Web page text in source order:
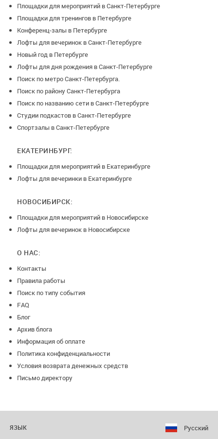
караоке система, электротранспорт, Iphone 13 pro, аренда
автомобиля класса люкс с водителем или без водителя.
Будем рады видеть вас в наших стильных и уютных
апартаментах! Работаем в Москва Сити, показ
апартаментов в удобное вам время.
Площадки для мероприятий в Санкт-Петербурге
Площадки для тренингов в Петербурге
Конференц-залы в Петербурге
Лофты для вечеринок в Санкт-Петербурге
Новый год в Петербурге
Лофты для дня рождения в Санкт-Петербурге
Поиск по метро Санкт-Петербурга.
Поиск по району Санкт-Петербурга
Поиск по названию сети в Санкт-Петербурге
Студии подкастов в Санкт-Петербурге
Спортзалы в Санкт-Петербурге
ЕКАТЕРИНБУРГ:
Площадки для мероприятий в Екатеринбурге
Лофты для вечеринки в Екатеринбурге
НОВОСИБИРСК:
Площадки для мероприятий в Новосибирске
Лофты для вечеринок в Новосибирске
О НАС:
Контакты
Правила работы
Поиск по типу события
FAQ
Блог
Архив блога
Информация об оплате
Политика конфиденциальности
Условия возврата денежных средств
Письмо директору
ЯЗЫК Русский